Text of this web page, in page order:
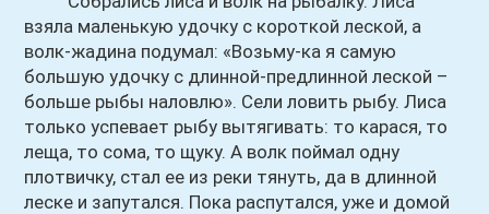
взяла маленькую удочку с короткой леской, а
волк-жадина подумал: «Возьму-ка я самую
большую удочку с длинной-предлинной леской –
больше рыбы наловлю». Сели ловить рыбу. Лиса
только успевает рыбу вытягивать: то карася, то
леща, то сома, то щуку. А волк поймал одну
плотвичку, стал ее из реки тянуть, да в длинной
леске и запутался. Пока распутался, уже и домой